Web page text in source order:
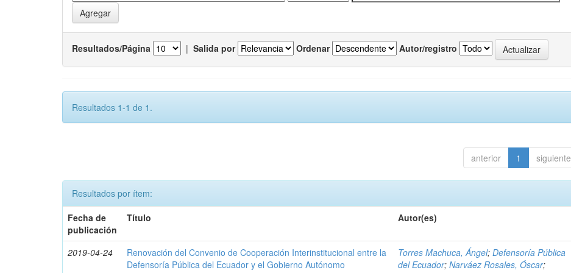
Resultados/Página | Salida por Ordenar Autor/registro
Resultados 1-1 de 1.
anterior 1 siguiente
Resultados por ítem:
Fecha de
publicación
Título Autor(es)
2019-04-24
Renovación del Convenio de Cooperación Interinstitucional entre la
Defensoría Pública del Ecuador y el Gobierno Autónomo
Torres Machuca, Ángel;Defensoría Pública
del Ecuador;Narváez Rosales, Óscar;